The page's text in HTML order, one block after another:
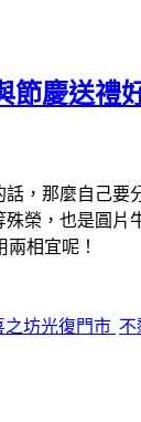
節慶送禮
，那麼自己
榮，也是圓片
相宜呢！
之坊光復門市 不